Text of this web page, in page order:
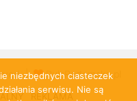
| PulsRadomska.pl
REKLAMA
niezbędnych ciasteczek
serwisu. Nie są